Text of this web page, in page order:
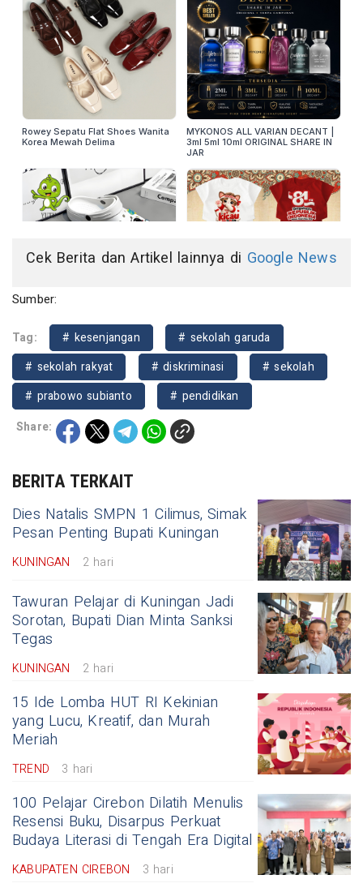
Cek Berita dan Artikel lainnya di Google News
Sumber:
Tag: # kesenjangan
# sekolah garuda
# sekolah rakyat
# diskriminasi
# sekolah
# prabowo subianto
# pendidikan
Share:
BERITA TERKAIT
Dies Natalis SMPN 1 Cilimus, Simak
Pesan Penting Bupati Kuningan
KUNINGAN 2 hari
Tawuran Pelajar di Kuningan Jadi
Sorotan, Bupati Dian Minta Sanksi
Tegas
KUNINGAN 2 hari
15 Ide Lomba HUT RI Kekinian
yang Lucu, Kreatif, dan Murah
Meriah
TREND 3 hari
100 Pelajar Cirebon Dilatih Menulis
Resensi Buku, Disarpus Perkuat
Budaya Literasi di Tengah Era Digital
KABUPATEN CIREBON 3 hari